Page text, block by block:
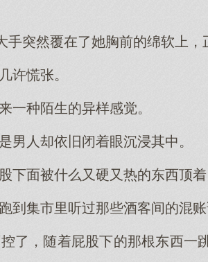
手突然覆在了她胸前的绵软上，
许慌张。
一种陌生的异样感觉。
男人却依旧闭着眼沉浸其中。
下面被什么又硬又热的东西顶着
到集市里听过那些酒客间的混账
了，随着屁股下的那根东西一